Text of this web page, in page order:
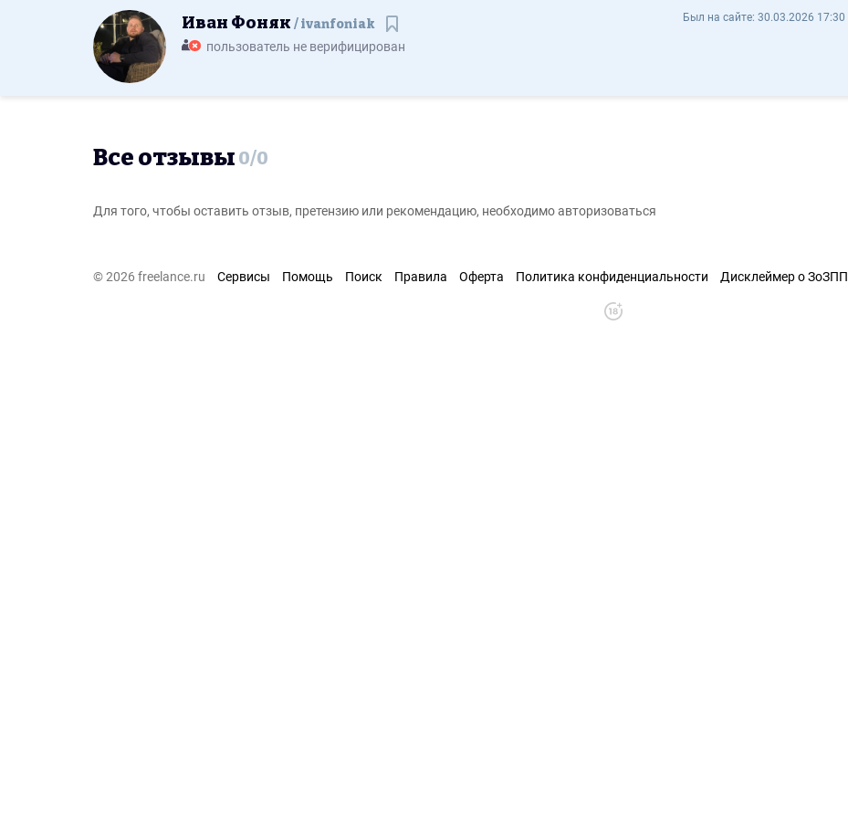
Иван Фоняк ivanfoniak - ОтзывыБыл на сайте: 30.03.2026 17:30
Иван Фоняк ivanfoniak
Сохранить контакт
пользователь не верифицирован
Все отзывы 0/0
Для того, чтобы оставить отзыв, претензию или рекомендацию, необходимо авторизоваться
© 2026 freelance.ru Сервисы Помощь Поиск Правила Оферта Политика конфиденциальности Дисклеймер о ЗоЗПП